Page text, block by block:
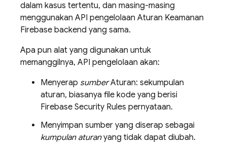
dalam kasus tertentu, dan masing-masing
menggunakan API pengelolaan Aturan Keamanan
Firebase backend yang sama.
Apa pun alat yang digunakan untuk
memanggilnya, API pengelolaan akan:
Menyerap sumberAturan: sekumpulan
aturan, biasanya file kode yang berisi
Firebase Security Rules pernyataan.
Menyimpan sumber yang diserap sebagai
kumpulan aturanyang tidak dapat diubah.